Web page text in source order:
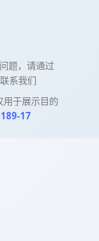
题，请通过
联系我们
于展示目的
17